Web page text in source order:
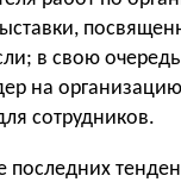
в свою
на
сотрудников.
последних